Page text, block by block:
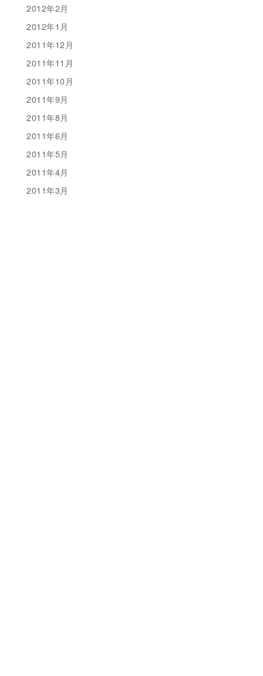
2012年2月
2012年1月
2011年12月
2011年11月
2011年10月
2011年9月
2011年8月
2011年6月
2011年5月
2011年4月
2011年3月